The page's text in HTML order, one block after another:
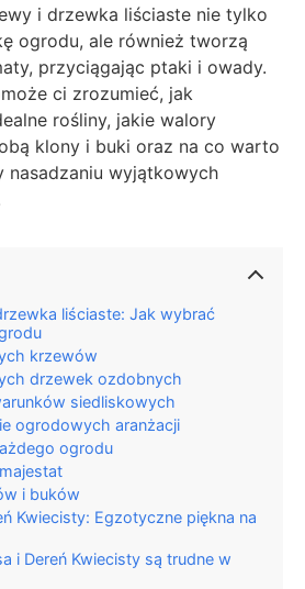
i drzewka liściaste nie tylko
ogrodu, ale również tworzą
przyciągając ptaki i owady.
ci zrozumieć, jak
rośliny, jakie walory
klony i buki oraz na co warto
nasadzaniu wyjątkowych
liściaste: Jak wybrać
krzewów
drzewek ozdobnych
siedliskowych
ogrodowych aranżacji
ogrodu
i buków
Kwiecisty: Egzotyczne piękna na
i Dereń Kwiecisty są trudne w